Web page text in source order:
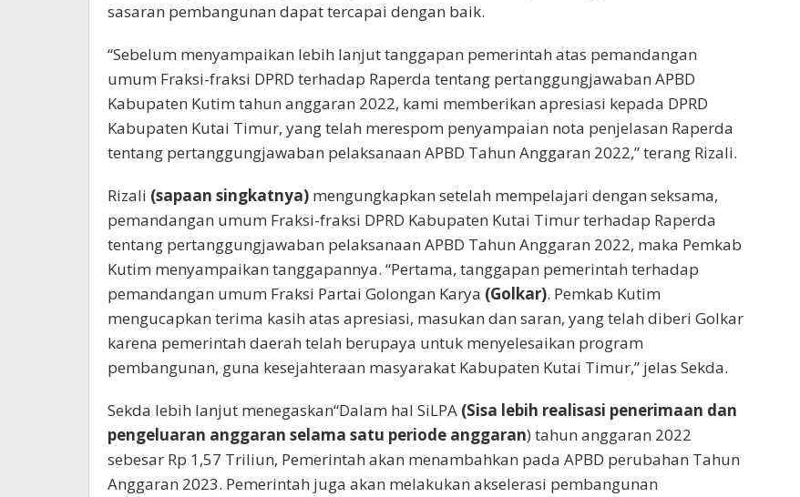
sasaran pembangunan dapat tercapai dengan baik.
“Sebelum menyampaikan lebih lanjut tanggapan pemerintah atas pemandangan
umum Fraksi-fraksi DPRD terhadap Raperda tentang pertanggungjawaban APBD
Kabupaten Kutim tahun anggaran 2022, kami memberikan apresiasi kepada DPRD
Kabupaten Kutai Timur, yang telah merespom penyampaian nota penjelasan Raperda
tentang pertanggungjawaban pelaksanaan APBD Tahun Anggaran 2022,” terang Rizali.
Rizali (sapaan singkatnya) mengungkapkan setelah mempelajari dengan seksama,
pemandangan umum Fraksi-fraksi DPRD Kabupaten Kutai Timur terhadap Raperda
tentang pertanggungjawaban pelaksanaan APBD Tahun Anggaran 2022, maka Pemkab
Kutim menyampaikan tanggapannya. “Pertama, tanggapan pemerintah terhadap
pemandangan umum Fraksi Partai Golongan Karya (Golkar). Pemkab Kutim
mengucapkan terima kasih atas apresiasi, masukan dan saran, yang telah diberi Golkar
karena pemerintah daerah telah berupaya untuk menyelesaikan program
pembangunan, guna kesejahteraan masyarakat Kabupaten Kutai Timur,” jelas Sekda.
Sekda lebih lanjut menegaskan“Dalam hal SiLPA (Sisa lebih realisasi penerimaan dan
pengeluaran anggaran selama satu periode anggaran) tahun anggaran 2022
sebesar Rp 1,57 Triliun, Pemerintah akan menambahkan pada APBD perubahan Tahun
Anggaran 2023. Pemerintah juga akan melakukan akselerasi pembangunan